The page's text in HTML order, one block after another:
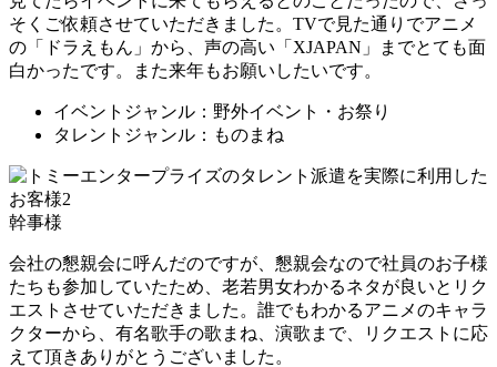
そくご依頼させていただきました。TVで見た通りでアニメ
の「ドラえもん」から、声の高い「XJAPAN」までとても面
白かったです。また来年もお願いしたいです。
イベントジャンル：野外イベント・お祭り
タレントジャンル：ものまね
幹事様
会社の懇親会に呼んだのですが、懇親会なので社員のお子様
たちも参加していたため、老若男女わかるネタが良いとリク
エストさせていただきました。誰でもわかるアニメのキャラ
クターから、有名歌手の歌まね、演歌まで、リクエストに応
えて頂きありがとうございました。